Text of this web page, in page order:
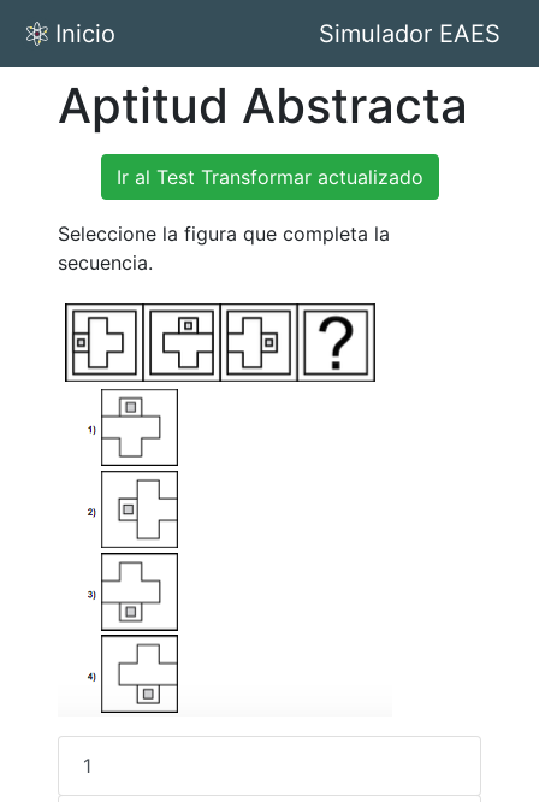
Inicio Simulador EAES
Aptitud Abstracta
Ir al Test Transformar actualizado
Seleccione la figura que completa la
secuencia.
1